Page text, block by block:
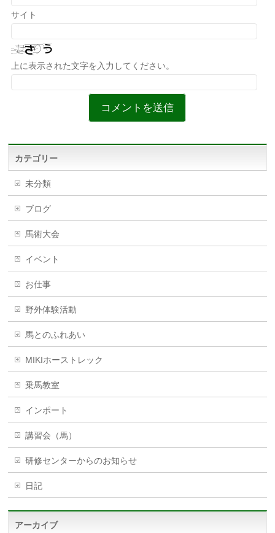
サイト
上に表示された文字を入力してください。
カテゴリー
未分類
ブログ
馬術大会
イベント
お仕事
野外体験活動
馬とのふれあい
MIKIホーストレック
乗馬教室
インポート
講習会（馬）
研修センターからのお知らせ
日記
アーカイブ